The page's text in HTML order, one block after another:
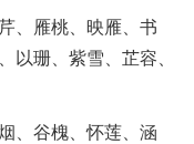
、雁桃、映雁、书
以珊、紫雪、芷容、
、谷槐、怀莲、涵